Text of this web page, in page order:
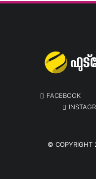
FACEBOOK
© COPYRIGHT